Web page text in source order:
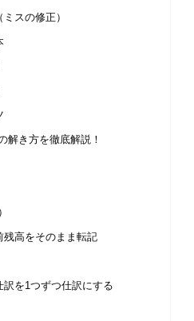
スの修正）
解き方を徹底解説！
高をそのまま転記
を1つずつ仕訳にする